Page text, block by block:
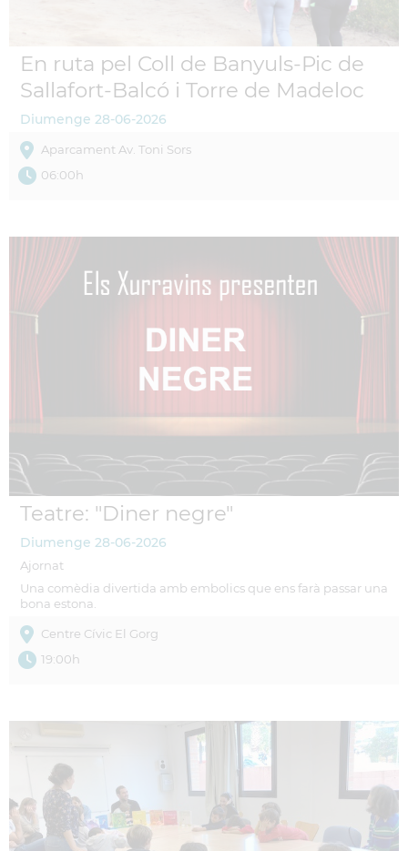
En ruta pel Coll de Banyuls-Pic de
Sallafort-Balcó i Torre de Madeloc
Diumenge 28-06-2026
Aparcament Av. Toni Sors
06:00h
Teatre: "Diner negre"
Diumenge 28-06-2026
Ajornat
Una comèdia divertida amb embolics que ens farà passar una
bona estona.
Centre Cívic El Gorg
19:00h